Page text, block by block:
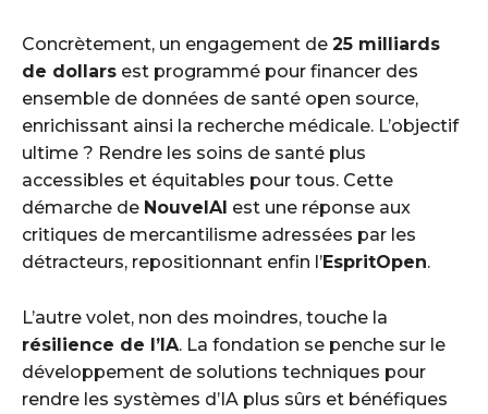
Concrètement, un engagement de 25 milliards
de dollars est programmé pour financer des
ensemble de données de santé open source,
enrichissant ainsi la recherche médicale. L’objectif
ultime ? Rendre les soins de santé plus
accessibles et équitables pour tous. Cette
démarche de NouvelAI est une réponse aux
critiques de mercantilisme adressées par les
détracteurs, repositionnant enfin l’EspritOpen.
L’autre volet, non des moindres, touche la
résilience de l’IA. La fondation se penche sur le
développement de solutions techniques pour
rendre les systèmes d’IA plus sûrs et bénéfiques